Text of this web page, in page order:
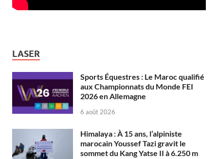
LASER
Sports Équestres : Le Maroc qualifié
aux Championnats du Monde FEI
2026 en Allemagne
6 août 2026
Himalaya : À 15 ans, l’alpiniste
marocain Youssef Tazi gravit le
sommet du Kang Yatse II à 6.250 m